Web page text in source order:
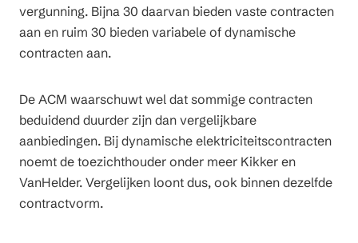
vergunning. Bijna 30 daarvan bieden vaste contracten
aan en ruim 30 bieden variabele of dynamische
contracten aan.
De ACM waarschuwt wel dat sommige contracten
beduidend duurder zijn dan vergelijkbare
aanbiedingen. Bij dynamische elektriciteitscontracten
noemt de toezichthouder onder meer Kikker en
VanHelder. Vergelijken loont dus, ook binnen dezelfde
contractvorm.